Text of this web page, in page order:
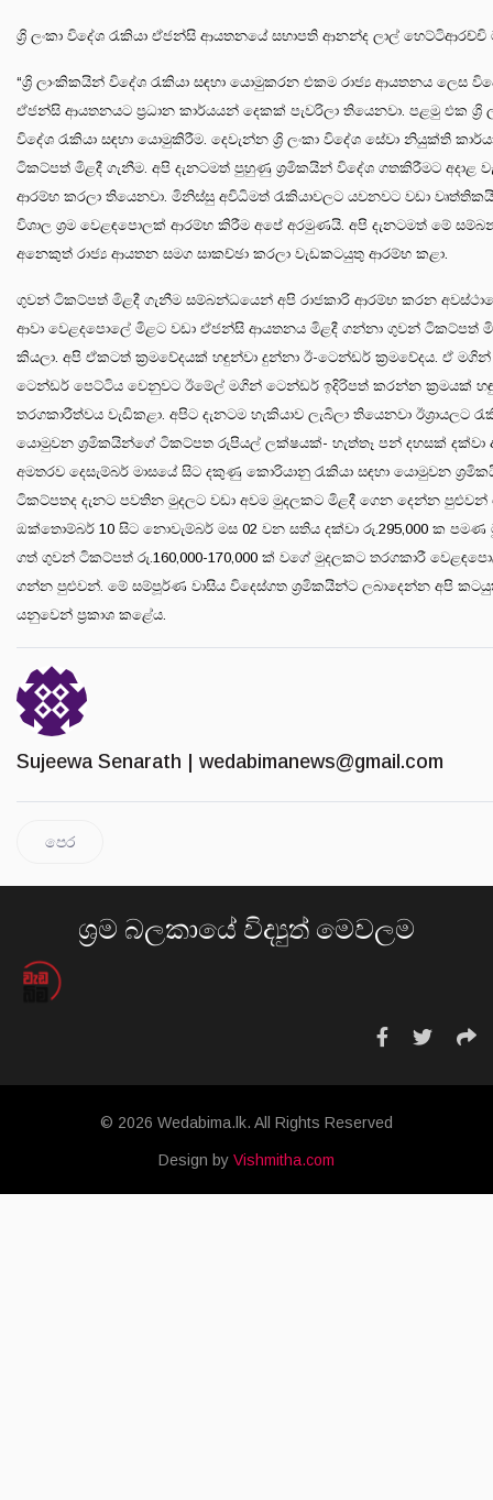
ශ්‍රි ලංකා විදේශ රැකියා ඒජන්සි ආයතනයේ සභාපති ආනන්ද ලාල් හෙට්ටිආරච්චි
“ශ්‍රි ලාංකිකයින් විදේශ රැකියා සඳහා යොමුකරන එකම රාජ්‍ය ආයතනය ලෙස
ඒජන්සි ආයතනයට ප්‍රධාන කාර්යයන් දෙකක් පැවරිලා තියෙනවා. පළමු එක ශ්‍රි
විදේශ රැකියා සඳහා යොමුකිරීම. දෙවැන්න ශ්‍රි ලංකා විදේශ සේවා නියුක්ති
ටිකට්පත් මිළදී ගැනීම. අපි දැනටමත් පුහුණු ශ්‍රමිකයින් විදේශ ගතකිරීමට අදාළ
ආරම්භ කරලා තියෙනවා. මිනිස්සු අවිධිමත් රැකියාවලට යවනවට වඩා
විශාල ශ්‍රම වෙළඳපොලක් ආරම්භ කිරීම අපේ අරමුණයි. අපි දැනටමත් මේ
අනෙකුත් රාජ්‍ය ආයතන සමග සාකච්ඡා කරලා වැඩකටයුතු ආරම්භ කළා.
ගුවන් ටිකට්පත් මිළදී ගැනීම සම්බන්ධයෙන් අපි රාජකාරි ආරම්භ කරන
ආවා වෙළදපොලේ මිළට වඩා ඒජන්සි ආයතනය මිළදී ගන්නා ගුවන් ටිකට්පත්
කියලා. අපි ඒකටත් ක්‍රමවේදයක් හඳුන්වා දුන්නා ඊ-ටෙන්ඩර් ක්‍රමවේදය. ඒ මගින්
ටෙන්ඩර් පෙට්ටිය වෙනුවට ඊමේල් මගින් ටෙන්ඩර් ඉදිරිපත් කරන්න ක්‍රමයක්
තරගකාරීත්වය වැඩිකළා. අපිට දැනටම හැකියාව ලැබිලා තියෙනවා ඊශ්‍රායලට
යොමුවන ශ්‍රමිකයින්ගේ ටිකට්පත රුපියල් ලක්ෂයක්- හැත්තෑ පන් දහසක් දක්වා
අමතරව දෙසැම්බර් මාසයේ සිට දකුණු කොරියානු රැකියා සඳහා යොමුවන
ටිකට්පතද දැනට පවතින මුදලට වඩා අවම මුදලකට මිළදී ගෙන දෙන්න පුළුවන්
ඔක්තොම්බර් 10 සිට නොවැම්බර් මස 02 වන සතිය දක්වා රු.295,000 ක පමණ
ගත් ගුවන් ටිකට්පත් රු.160,000-170,000 ක් වගේ මුදලකට තරගකාරී
ගන්න පුළුවන්. මේ සම්පූර්ණ වාසිය විදෙස්ගත ශ්‍රමිකයින්ට ලබාදෙන්න අපි
යනුවෙන් ප්‍රකාශ කළේය.
Sujeewa Senarath | wedabimanews@gmail.com
පෙර
ශ්‍රම බලකායේ විද්‍යුත් මෙවලම
© 2026 Wedabima.lk. All Rights Reserved
Design by Vishmitha.com